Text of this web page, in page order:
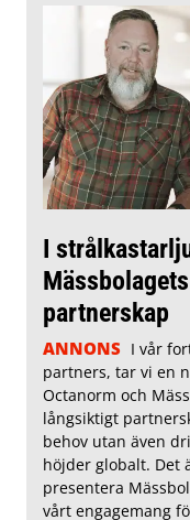
I
partnerskap
ANNONS I vår
partners, tar vi en
Octanorm och
långsiktigt
behov utan även
höjder globalt. Det
presentera
vårt engagemang